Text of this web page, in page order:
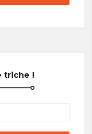
triche !